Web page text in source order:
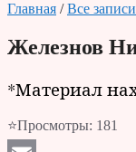
Главная /Все записи
Железнов
*Материал
⭐Просмотры: 181